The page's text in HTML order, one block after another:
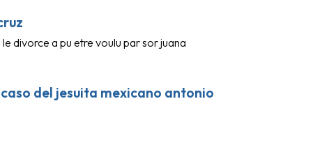
divorce a pu etre voulu par sor juana
del jesuita mexicano antonio